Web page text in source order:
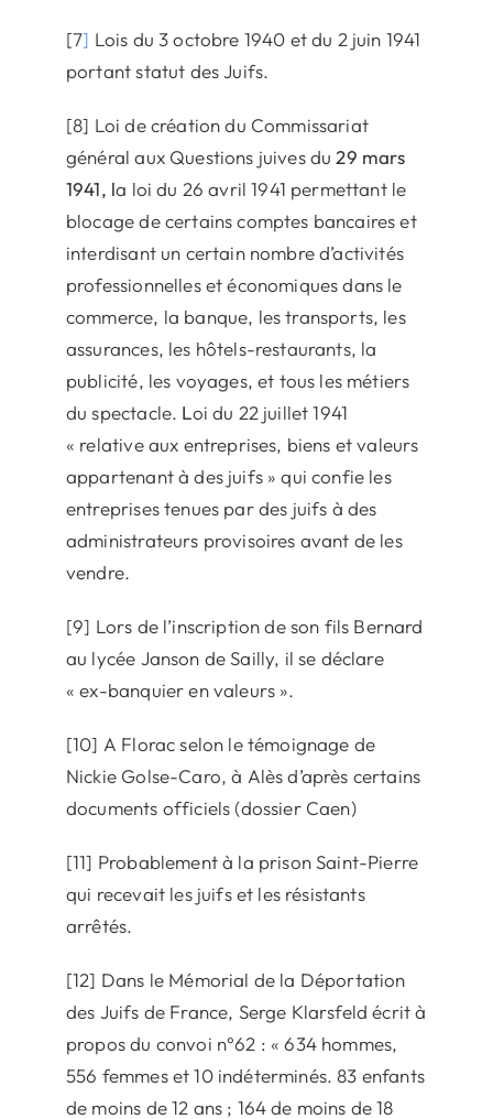
[7] Lois du 3 octobre 1940 et du 2 juin 1941
portant statut des Juifs.
[8] Loi de création du Commissariat
général aux Questions juives du29 mars
1941, la loi du 26 avril 1941 permettant le
blocage de certains comptes bancaires et
interdisant un certain nombre d’activités
professionnelles et économiques dans le
commerce, la banque, les transports, les
assurances, les hôtels-restaurants, la
publicité, les voyages, et tous les métiers
du spectacle. Loi du 22 juillet 1941
« relative aux entreprises, biens et valeurs
appartenant à des juifs » qui confie les
entreprises tenues par des juifs à des
administrateurs provisoires avant de les
vendre.
[9] Lors de l’inscription de son fils Bernard
au lycée Janson de Sailly, il se déclare
« ex-banquier en valeurs ».
[10] A Florac selon le témoignage de
Nickie Golse-Caro, à Alès d’après certains
documents officiels (dossier Caen)
[11] Probablement à la prison Saint-Pierre
qui recevait les juifs et les résistants
arrêtés.
[12] Dans le Mémorial de la Déportation
des Juifs de France, Serge Klarsfeld écrit à
propos du convoi n°62 : « 634 hommes,
556 femmes et 10 indéterminés. 83 enfants
de moins de 12 ans ; 164 de moins de 18